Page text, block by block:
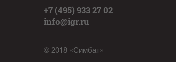
+7 (495) 933 27 02
info@igr.ru
© 2018 «Симбат»